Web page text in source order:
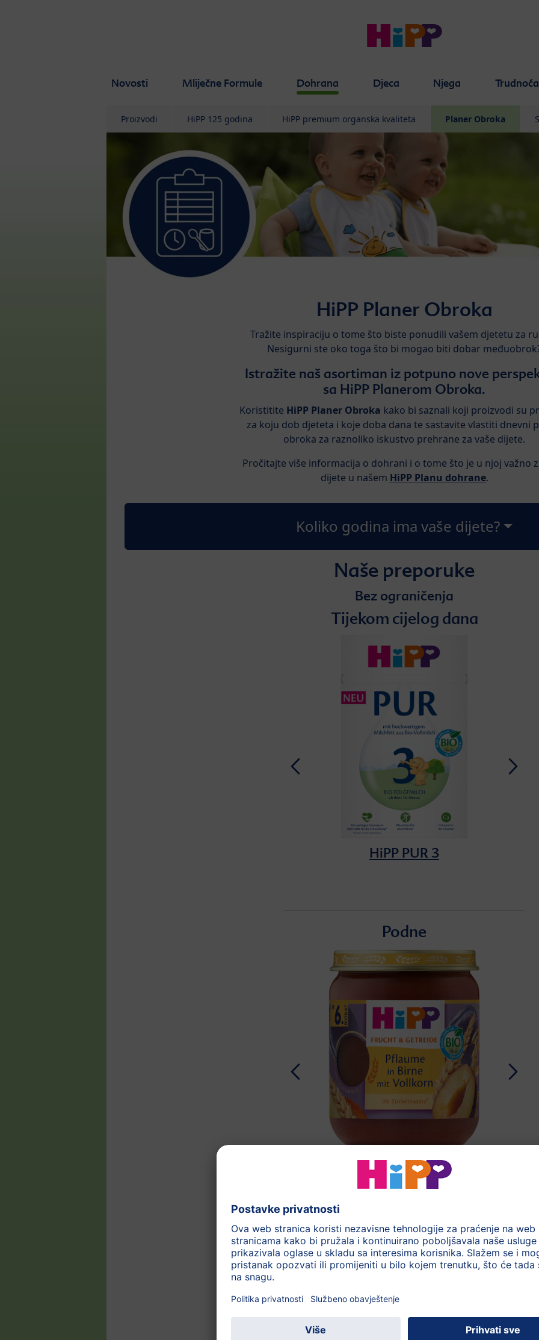
Novosti Mliječne Formule Dohrana Djeca Njega Trudnoća
Proizvodi HiPP 125 godina HiPP premium organska kvaliteta Planer Obroka
HiPP Planer Obroka
Tražite inspiraciju o tome što biste ponudili vašem djetetu za
Nesigurni ste oko toga što bi mogao biti dobar
Istražite naš asortiman iz potpuno nove
sa HiPP Planerom Obroka.
Koristitite HiPP Planer Obroka kako bi saznali koji proizvodi su
za koju dob djeteta i koje doba dana te sastavite vlastiti dnevni
obroka za raznoliko iskustvo prehrane za vaše dijete.
Pročitajte više informacija o dohrani i o tome što je u njoj važno
dijete u našem HiPP Planu dohrane.
Koliko godina ima vaše dijete?
Naše preporuke
Bez ograničenja
Tijekom cijelog dana
HiPP PUR 3
Podne
HiPP Kruška i šljiva s cjelovitim
žitaricama
Poslijepodne